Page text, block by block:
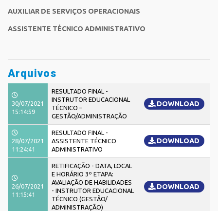
AUXILIAR DE SERVIÇOS OPERACIONAIS
ASSISTENTE TÉCNICO ADMINISTRATIVO
Arquivos
30/07/2021
15:14:59
RESULTADO FINAL -
INSTRUTOR EDUCACIONAL
TÉCNICO –
GESTÃO/ADMINISTRAÇÃO
DOWNLOAD
28/07/2021
11:24:41
RESULTADO FINAL -
ASSISTENTE TÉCNICO
ADMINISTRATIVO
DOWNLOAD
26/07/2021
11:15:41
RETIFICAÇÃO - DATA, LOCAL
E HORÁRIO 3º ETAPA:
AVALIAÇÃO DE HABILIDADES
- INSTRUTOR EDUCACIONAL
TÉCNICO (GESTÃO/
ADMINISTRAÇÃO)
DOWNLOAD